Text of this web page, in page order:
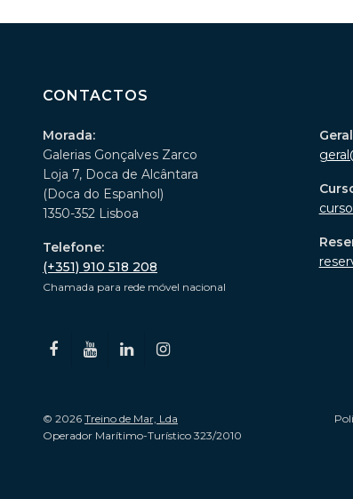
CONTACTOS
Morada:
Galerias Gonçalves Zarco
Loja 7, Doca de Alcântara
(Doca do Espanhol)
1350-352 Lisboa
Telefone:
(+351) 910 518 208
Chamada para rede móvel nacional
© 2026 Treino de Mar, Lda
Operador Marítimo-Turístico 323/2010